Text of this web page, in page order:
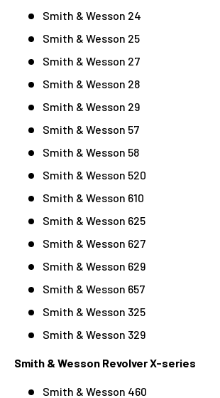
Smith & Wesson 24
Smith & Wesson 25
Smith & Wesson 27
Smith & Wesson 28
Smith & Wesson 29
Smith & Wesson 57
Smith & Wesson 58
Smith & Wesson 520
Smith & Wesson 610
Smith & Wesson 625
Smith & Wesson 627
Smith & Wesson 629
Smith & Wesson 657
Smith & Wesson 325
Smith & Wesson 329
Smith & Wesson Revolver X-series
Smith & Wesson 460